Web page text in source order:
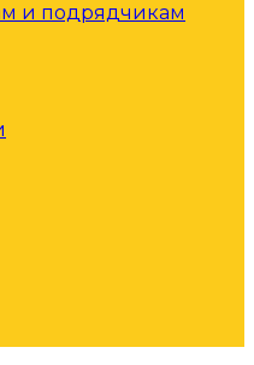
и подрядчикам